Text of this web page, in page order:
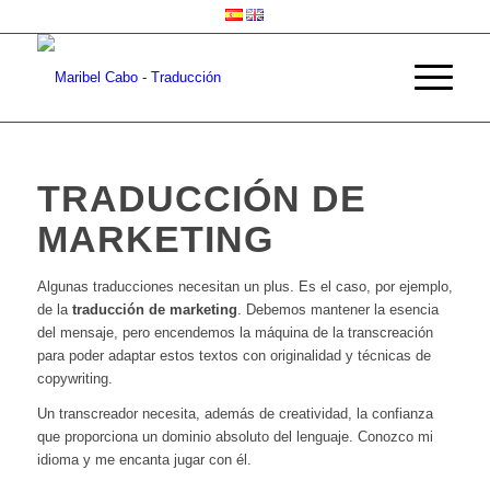
TRADUCCIÓN DE
MARKETING
Algunas traducciones necesitan un plus. Es el caso, por ejemplo,
de la traducción de marketing. Debemos mantener la esencia
del mensaje, pero encendemos la máquina de la transcreación
para poder adaptar estos textos con originalidad y técnicas de
copywriting.
Un transcreador necesita, además de creatividad, la confianza
que proporciona un dominio absoluto del lenguaje. Conozco mi
idioma y me encanta jugar con él.